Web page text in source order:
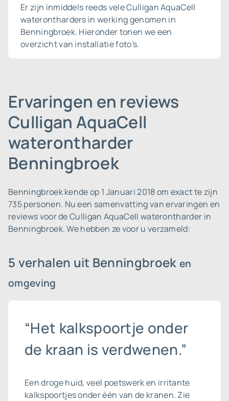
Er zijn inmiddels reeds vele Culligan AquaCell
waterontharders in werking genomen in
Benningbroek. Hieronder tonen we een
overzicht van installatie foto's.
Ervaringen en reviews
Culligan AquaCell
waterontharder
Benningbroek
Benningbroek kende op 1 Januari 2018 om exact te zijn
735 personen. Nu een samenvatting van ervaringen en
reviews voor de Culligan AquaCell waterontharder in
Benningbroek. We hebben ze voor u verzameld:
5 verhalen uit Benningbroek en
omgeving
“Het kalkspoortje onder
de kraan is verdwenen.”
Een droge huid, veel poetswerk en irritante
kalkspoortjes onder één van de kranen. Zie